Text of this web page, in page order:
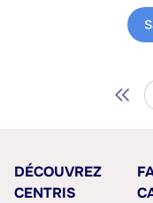
DÉCOUVREZ
CENTRIS